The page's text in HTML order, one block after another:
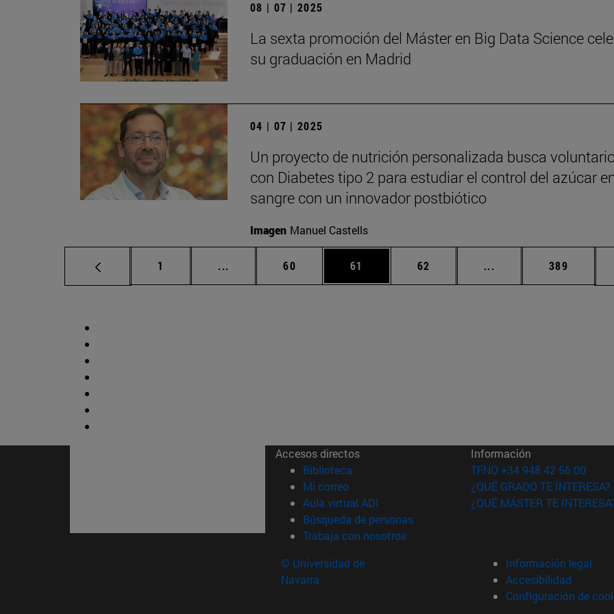
08 | 07 | 2025
La sexta promoción del Máster en Big Data Science
su graduación en Madrid
04 | 07 | 2025
Un proyecto de nutrición personalizada busca
con Diabetes tipo 2 para estudiar el control del azúcar
sangre con un innovador postbiótico
Imagen Manuel Castells
Página
1 ... Páginas intermedias Use TAB para desplazarse.
Página
60 Página
61 Página
62 ... Páginas intermedias
Página
389
Accesos directos
Biblioteca (abre en nueva ventana)
Mi correo(abre en nueva ventana)
Aula virtual ADI (abre en nueva ventana)
Búsqueda de personas(abre en nueva ventana)
Trabaja con nosotros(abre en nueva ventana)
Información
TFNO +34 948 42 56 00
¿QUÉ GRADO TE INTERESA?
¿QUÉ MÁSTER TE
© Universidad de
Navarra
Información legal
Accesibilidad
Configuración de